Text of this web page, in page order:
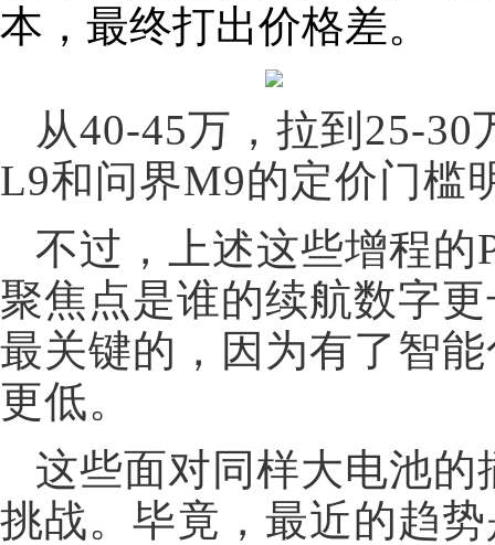
本，最终打出价格差。
从40-45万，拉到25-
L9和问界M9的定价门槛
不过，上述这些增程
聚焦点是谁的续航数字
最关键的，因为有了智
更低。
这些面对同样大电池
挑战。毕竟，最近的趋